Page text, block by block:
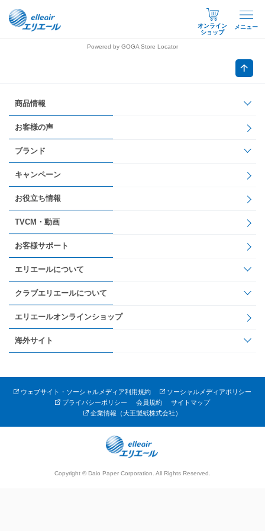
オンライン
ショップ
メニュー
Powered by GOGA Store Locator
商品情報
お客様の声
ブランド
キャンペーン
お役立ち情報
TVCM・動画
お客様サポート
エリエールについて
クラブエリエールについて
エリエールオンラインショップ
海外サイト
ウェブサイト・ソーシャルメディア利用規約
ソーシャルメディアポリシー
プライバシーポリシー
会員規約
サイトマップ
企業情報（大王製紙株式会社）
Copyright © Daio Paper Corporation. All Rights Reserved.